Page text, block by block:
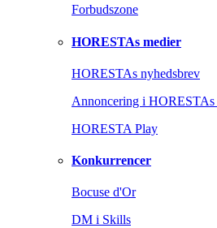
Forbudszone
HORESTAs medier
HORESTAs nyhedsbrev
Annoncering i HORESTAs
HORESTA Play
Konkurrencer
Bocuse d'Or
DM i Skills